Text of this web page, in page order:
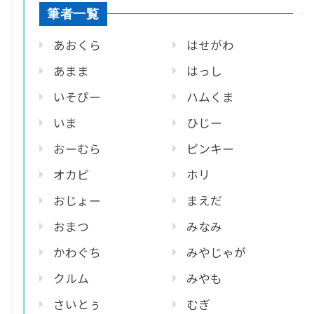
筆者一覧
あおくら
あまま
いそぴー
いま
おーむら
オカピ
おじょー
おまつ
かわぐち
クルム
さいとぅ
はせがわ
はっし
ハムくま
ひじー
ピンキー
ホリ
まえだ
みなみ
みやじゃが
みやも
むぎ